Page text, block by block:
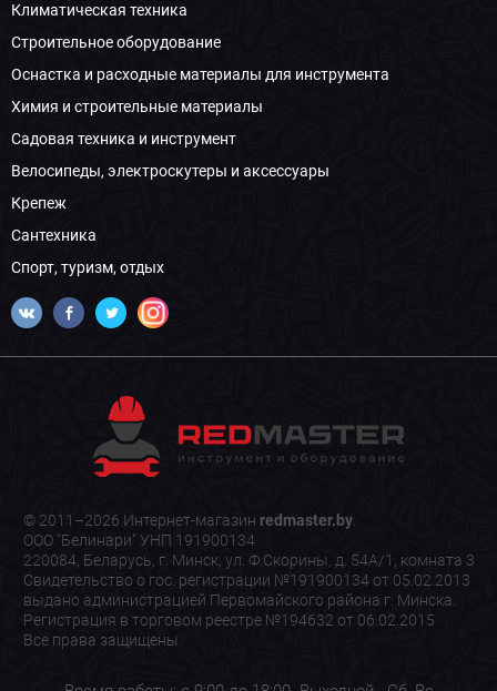
Климатическая техника
Строительное оборудование
Оснастка и расходные материалы для инструмента
Химия и строительные материалы
Садовая техника и инструмент
Велосипеды, электроскутеры и аксессуары
Крепеж
Сантехника
Спорт, туризм, отдых
© 2011–2026 Интернет-магазин redmaster.by.
ООО "Белинари" УНП 191900134
220084, Беларусь, г. Минск, ул. Ф.Скорины, д. 54А/1, комната 3
Свидетельство о гос. регистрации №191900134 от 05.02.2013
выдано администрацией Первомайского района г. Минска.
Регистрация в торговом реестре №194632 от 06.02.2015
Все права защищены